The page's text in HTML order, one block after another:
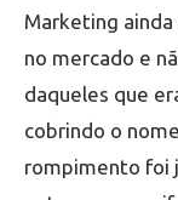
Marketing
no mercado e
daqueles que
cobrindo o
rompimento foi